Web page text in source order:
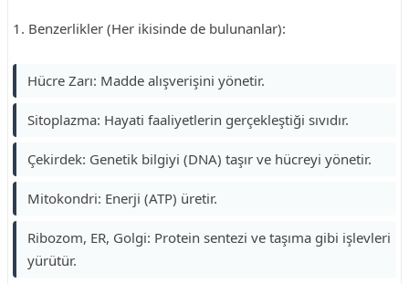
1. Benzerlikler (Her ikisinde de bulunanlar):
Hücre Zarı: Madde alışverişini yönetir.
Sitoplazma: Hayati faaliyetlerin gerçekleştiği sıvıdır.
Çekirdek: Genetik bilgiyi (DNA) taşır ve hücreyi yönetir.
Mitokondri: Enerji (ATP) üretir.
Ribozom, ER, Golgi: Protein sentezi ve taşıma gibi işlevleri
yürütür.